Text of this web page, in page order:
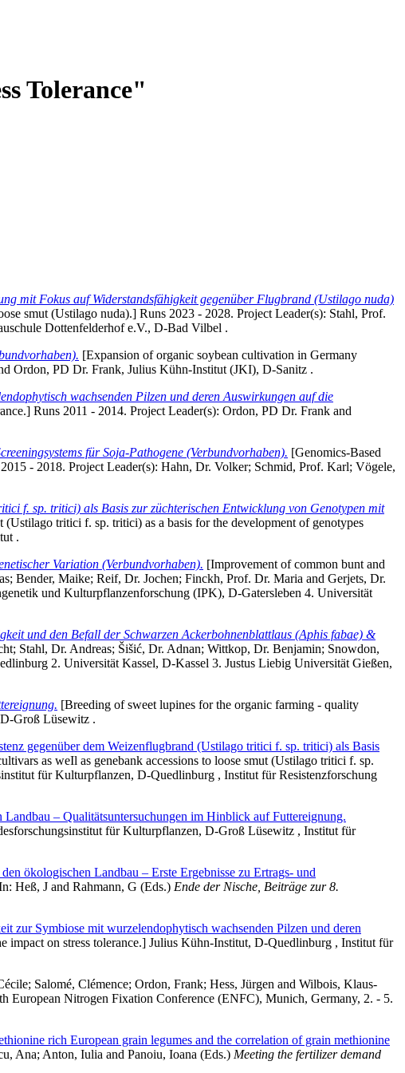
Tolerance"
mit Fokus auf Widerstandsfähigkeit gegenüber Flugbrand (Ustilago nuda)
smut (Ustilago nuda).] Runs 2023 - 2028. Project Leader(s): Stahl, Prof.
Dottenfelderhof e.V., D-Bad Vilbel .
[Expansion of organic soybean cultivation in Germany
Ordon, PD Dr. Frank, Julius Kühn-Institut (JKI), D-Sanitz .
wachsenden Pilzen und deren Auswirkungen auf die
Runs 2011 - 2014. Project Leader(s): Ordon, PD Dr. Frank and
für Soja-Pathogene (Verbundvorhaben). [Genomics-Based
- 2018. Project Leader(s): Hahn, Dr. Volker; Schmid, Prof. Karl; Vögele,
f. sp. tritici) als Basis zur züchterischen Entwicklung von Genotypen mit
tritici f. sp. tritici) as a basis for the development of genotypes
.
Variation (Verbundvorhaben). [Improvement of common bunt and
; Bender, Maike; Reif, Dr. Jochen; Finckh, Prof. Dr. Maria and Gerjets, Dr.
und Kulturpflanzenforschung (IPK), D-Gatersleben 4. Universität
und den Befall der Schwarzen Ackerbohnenblattlaus (Aphis fabae) &
; Stahl, Dr. Andreas; Šišić, Dr. Adnan; Wittkop, Dr. Benjamin; Snowdon,
2. Universität Kassel, D-Kassel 3. Justus Liebig Universität Gießen,
[Breeding of sweet lupines for the organic farming - quality
Groß Lüsewitz .
gegenüber dem Weizenflugbrand (Ustilago tritici f. sp. tritici) als Basis
as weIl as genebank accessions to loose smut (Ustilago tritici f. sp.
für Kulturpflanzen, D-Quedlinburg , Institut für Resistenzforschung
– Qualitätsuntersuchungen im Hinblick auf Futtereignung.
für Kulturpflanzen, D-Groß Lüsewitz , Institut für
ökologischen Landbau – Erste Ergebnisse zu Ertrags- und
Heß, J and Rahmann, G (Eds.) Ende der Nische, Beiträge zur 8.
zur Symbiose mit wurzelendophytisch wachsenden Pilzen und deren
on stress tolerance.] Julius Kühn-Institut, D-Quedlinburg , Institut für
; Salomé, Clémence; Ordon, Frank; Hess, Jürgen and Wilbois, Klaus-
European Nitrogen Fixation Conference (ENFC), Munich, Germany, 2. - 5.
rich European grain legumes and the correlation of grain methionine
Ana; Anton, Iulia and Panoiu, Ioana (Eds.) Meeting the fertilizer demand